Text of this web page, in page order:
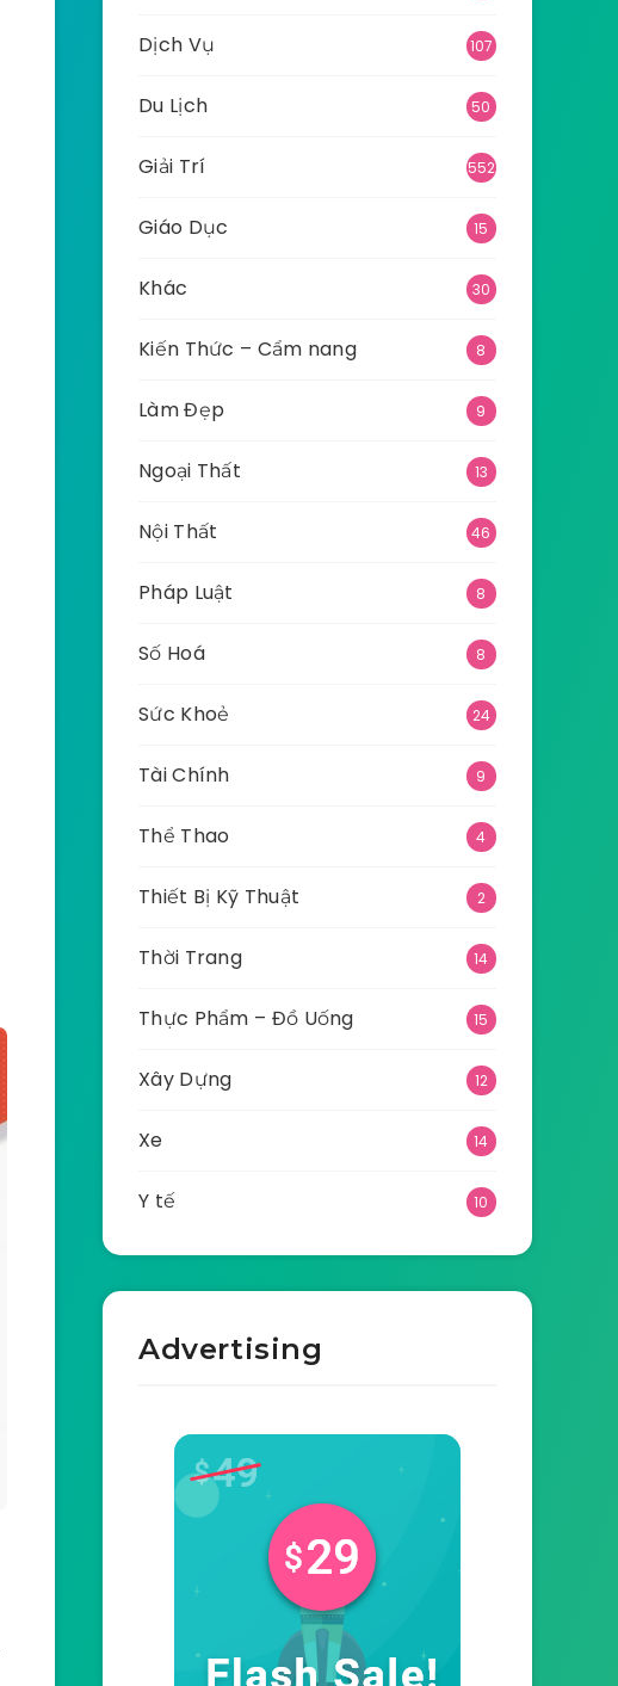
Dịch Vụ 107
Du Lịch 50
Giải Trí 552
Giáo Dục 15
Khác 30
Kiến Thức – Cẩm nang 8
Làm Đẹp 9
Ngoại Thất 13
Nội Thất 46
Pháp Luật 8
Số Hoá 8
Sức Khoẻ 24
Tài Chính 9
Thể Thao 4
Thiết Bị Kỹ Thuật 2
Thời Trang 14
Thực Phẩm – Đồ Uống 15
Xây Dựng 12
Xe 14
Y tế 10
Advertising